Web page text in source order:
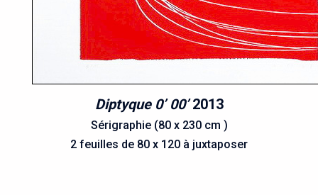
Diptyque 0’ 00’2013
Sérigraphie (80 x 230 cm )
2 feuilles de 80 x 120 à juxtaposer